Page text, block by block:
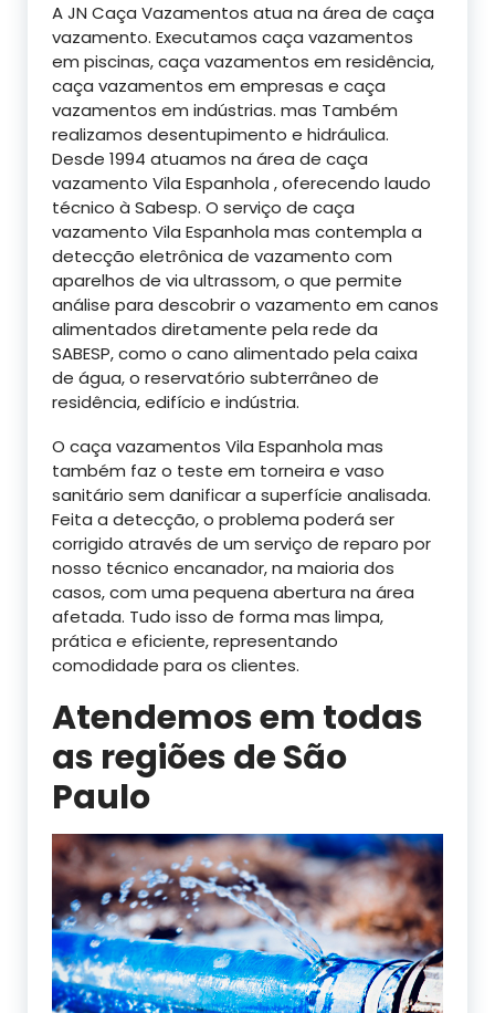
A JN Caça Vazamentos atua na área de caça
vazamento. Executamos caça vazamentos
em piscinas, caça vazamentos em residência,
caça vazamentos em empresas e caça
vazamentos em indústrias. mas Também
realizamos desentupimento e hidráulica.
Desde 1994 atuamos na área de caça
vazamento Vila Espanhola , oferecendo laudo
técnico à Sabesp. O serviço de caça
vazamento Vila Espanhola mas contempla a
detecção eletrônica de vazamento com
aparelhos de via ultrassom, o que permite
análise para descobrir o vazamento em canos
alimentados diretamente pela rede da
SABESP, como o cano alimentado pela caixa
de água, o reservatório subterrâneo de
residência, edifício e indústria.
O caça vazamentos Vila Espanhola mas
também faz o teste em torneira e vaso
sanitário sem danificar a superfície analisada.
Feita a detecção, o problema poderá ser
corrigido através de um serviço de reparo por
nosso técnico encanador, na maioria dos
casos, com uma pequena abertura na área
afetada. Tudo isso de forma mas limpa,
prática e eficiente, representando
comodidade para os clientes.
Atendemos em todas
as regiões de São
Paulo